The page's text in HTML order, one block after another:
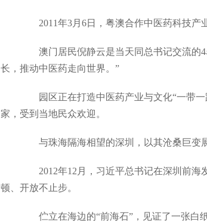
2011年3月6日，粤澳合作中医药科技产
澳门居民倪静云是当天同总书记交流的4
长，推动中医药走向世界。”
园区正在打造中医药产业与文化“一带一
家，受到当地民众欢迎。
与珠海隔海相望的深圳，以其沧桑巨变展
2012年12月，习近平总书记在深圳前海
顿、开放不止步。
伫立在海边的“前海石”，见证了一张白纸